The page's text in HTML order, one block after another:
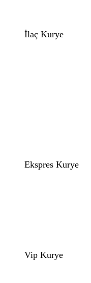
İlaç Kurye
Ekspres Kurye
Vip Kurye